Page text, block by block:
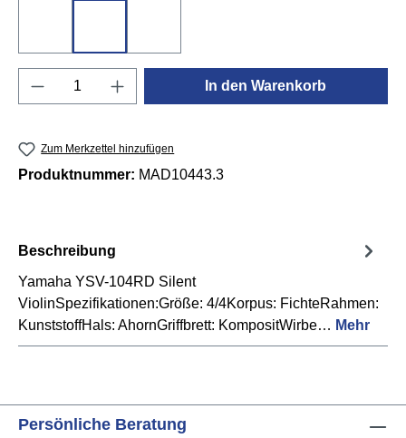
Produkt Anzahl: Gib den gewünschten
In den Warenkorb
Zum Merkzettel hinzufügen
Produktnummer: MAD10443.3
Beschreibung
Yamaha YSV-104RD Silent
ViolinSpezifikationen:Größe: 4/4Korpus: FichteRahmen:
KunststoffHals: AhornGriffbrett: KompositWirbe… Mehr
Persönliche Beratung